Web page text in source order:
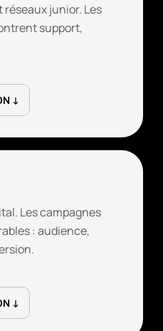
junior. Les
support,
↓
Les campagnes
: audience,
↓